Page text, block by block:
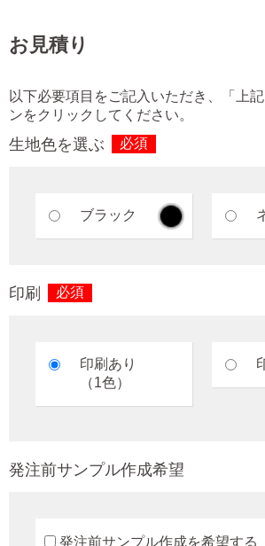
お見積り
以下必要項目をご記入いただき、「上
ンをクリックしてください。
生地色を選ぶ 必須
ブラック
印刷 必須
印刷あり
（1色）
発注前サンプル作成希望
発注前サンプル作成を希望する